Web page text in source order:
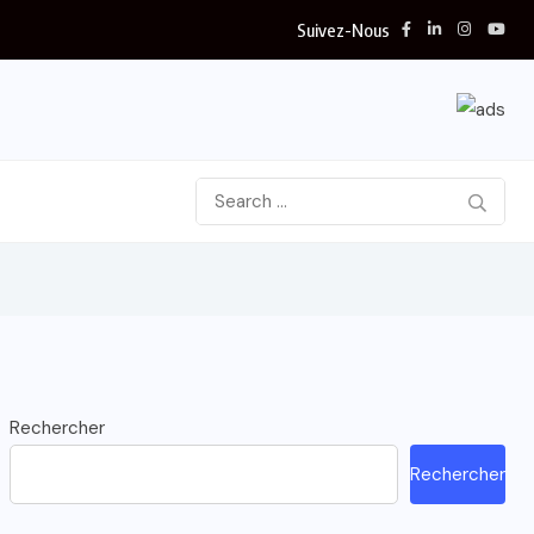
Suivez-Nous
Rechercher
Rechercher